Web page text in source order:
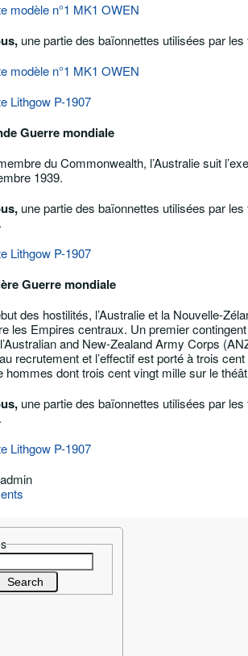
modèle n°1 MK1 OWEN
une partie des baïonnettes utilisées par
modèle n°1 MK1 OWEN
Lithgow P-1907
Guerre mondiale
du Commonwealth, l’Australie suit
1939.
une partie des baïonnettes utilisées par
Lithgow P-1907
Guerre mondiale
des hostilités, l’Australie et la Nouvelle-
les Empires centraux. Un premier
and New-Zealand Army Corps
recrutement et l’effectif est porté à trois
hommes dont trois cent vingt mille sur le
une partie des baïonnettes utilisées par
Lithgow P-1907
admin